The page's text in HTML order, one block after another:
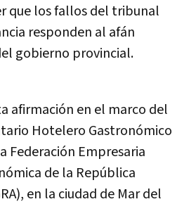
que los fallos del tribunal
responden al afán
gobierno provincial.
afirmación en el marco del
Hotelero Gastronómico
Federación Empresaria
de la República
en la ciudad de Mar del